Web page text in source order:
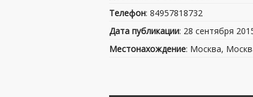
Телефон: 84957818732
Дата публикации: 28 сентября
Местонахождение: Москва,